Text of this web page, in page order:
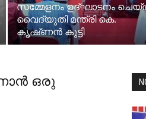
സമ്മേളനം ഉദ്ഘാടനം
വൈദ്യുതി മന്ത്രി കെ.
കൃഷ്‌ണന്‍ കുട്ടി
ഒരു